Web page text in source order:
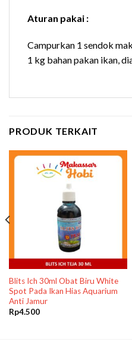
Aturan pakai :
Campurkan 1 sendok
1 kg bahan pakan ikan,
PRODUK TERKAIT
Blits Ich 30ml Obat Biru White
Spot Pada Ikan Hias Aquarium
Anti Jamur
Rp4.500